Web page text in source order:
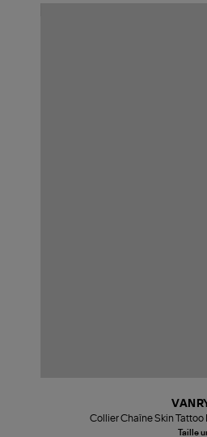
Collier Chaîne Skin
Taille